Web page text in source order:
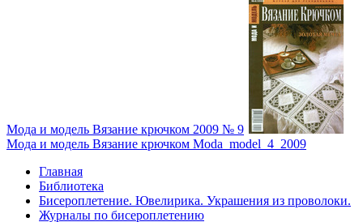
Мода и модель Вязание крючком 2009 № 9
Мода и модель Вязание крючком Moda_model_4_2009
Главная
Библиотека
Бисероплетение. Ювелирика. Украшения из проволоки.
Журналы по бисероплетению